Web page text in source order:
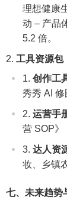
理想健康
动 – 产品
5.2 倍。
工具资源包
创作工
秀秀 AI 修
运营手
营 SOP》
达人资
妆、乡镇
七、未来趋势